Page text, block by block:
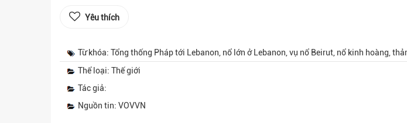
Yêu thích
Từ khóa: Tổng thống Pháp tới Lebanon, nổ lớn ở Lebanon, vụ nổ Beirut, nổ kinh hoàng,
Thể loại: Thế giới
Tác giả:
Nguồn tin: VOVVN